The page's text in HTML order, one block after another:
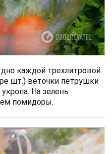
каждой трехлитровой
шт.) веточки петрушки
На зелень
помидоры.